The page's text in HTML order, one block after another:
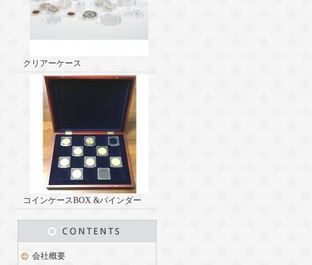
クリアーケース
コインケースBOX &バインダー
会社概要